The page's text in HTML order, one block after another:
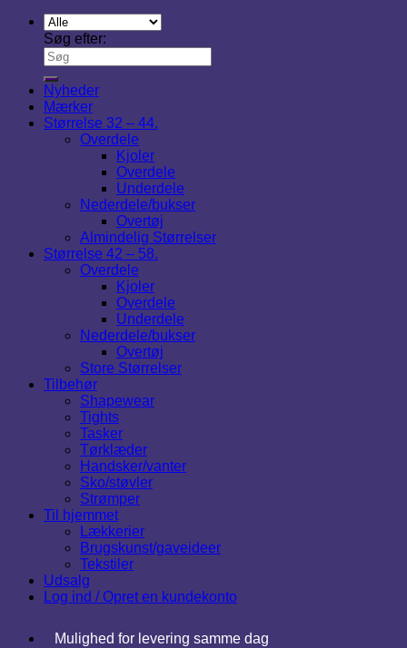
Søg efter:
Nyheder
Mærker
Størrelse 32 – 44.
Overdele
Kjoler
Overdele
Underdele
Nederdele/bukser
Overtøj
Almindelig Størrelser
Størrelse 42 – 58.
Overdele
Kjoler
Overdele
Underdele
Nederdele/bukser
Overtøj
Store Størrelser
Tilbehør
Shapewear
Tights
Tasker
Tørklæder
Handsker/vanter
Sko/støvler
Strømper
Til hjemmet
Lækkerier
Brugskunst/gaveideer
Tekstiler
Udsalg
Log ind / Opret en kundekonto
Mulighed for levering samme dag